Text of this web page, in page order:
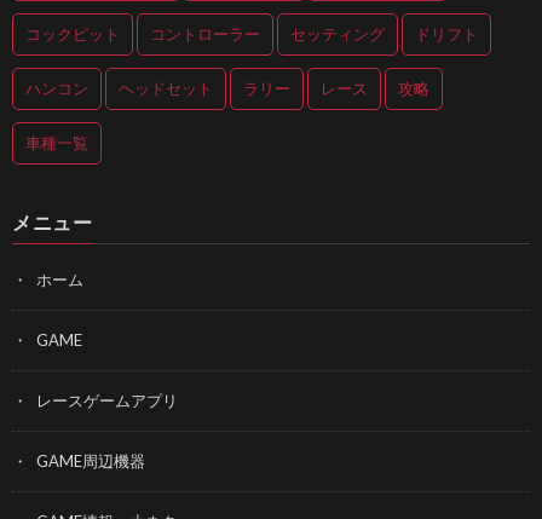
コックピット コントローラー セッティング ドリフト
ハンコン ヘッドセット ラリー レース 攻略
車種一覧
メニュー
ホーム
GAME
レースゲームアプリ
GAME周辺機器